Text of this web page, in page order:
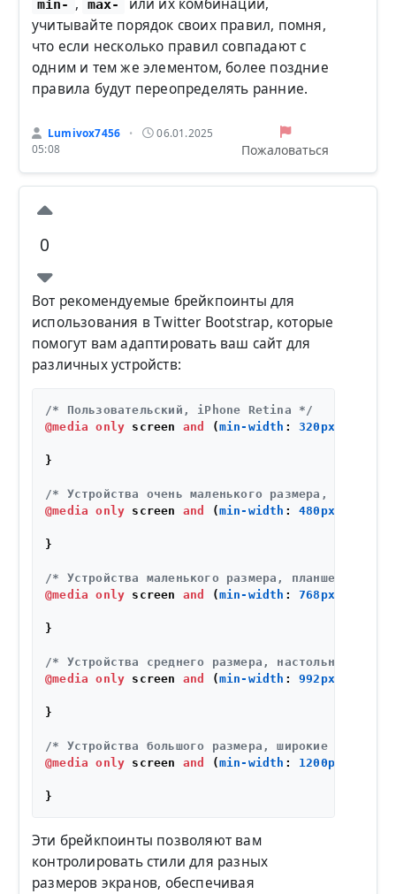
min- , max-
или их комбинации,
учитывайте порядок своих правил, помня,
что если несколько правил совпадают с
одним и тем же элементом, более поздние
правила будут переопределять ранние.
Lumivox7456 •
06.01.2025
05:08
Пожаловаться
0
Вот рекомендуемые брейкпоинты для
использования в Twitter Bootstrap, которые
помогут вам адаптировать ваш сайт для
различных устройств:
/* Пользовательский, iPhone Retina */
@media
only screen and (min-width : 320px
}
/* Устройства очень маленького размера,
@media
only screen and (min-width : 480px
}
/* Устройства маленького размера, планшеты */
@media
only screen and (min-width : 768px
}
/* Устройства среднего размера, настольные
@media
only screen and (min-width : 992px
}
/* Устройства большого размера, широкие экраны
@media
only screen and (min-width : 1200px
Эти брейкпоинты позволяют вам
контролировать стили для разных
размеров экранов, обеспечивая